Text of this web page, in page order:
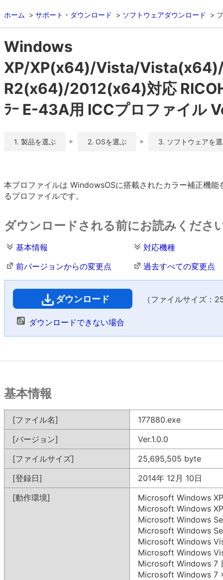
ホーム サポート・ダウンロード ソフトウェアダウンロード
Windows
XP/XP(x64)/Vista/
R2(x64)/2012(x64)対応
ﾗｰ E-43A用 ICCプロファイル
1. 製品を選ぶ 2. OSを選ぶ 3. ソフトウェアを
本プロファイルは WindowsOSに搭載されたカラー補正機
るプロファイルです。
ダウンロードされる前にお読みくださ
基本情報
対応機種
前バージョンからの変更点
過去すべての変更点
ダウンロード （ファイルサイズ：
ダウンロードできない場合
基本情報
[ファイル名]
177880.exe
[バージョン]
Ver.1.0.0
[ファイルサイズ]
25,695,505 byte
[登録日]
2014年 12月 10日
[動作環境]
Microsoft Windows
Microsoft Windows
Microsoft Windows
Microsoft Windows
Microsoft Windows
Microsoft Windows
Microsoft Windows 7
Microsoft Windows 7